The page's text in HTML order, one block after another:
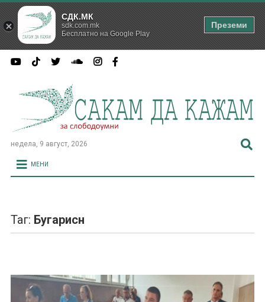
недела, 9 август, 2026
МЕНИ
Таг: Бугарисн
СДК.МК
sdk.com.mk
Бесплатно на Google Play
Преземи